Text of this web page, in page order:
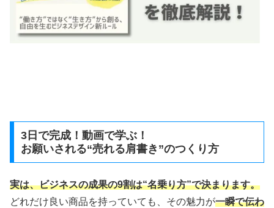
3日で完成！動画で学ぶ！
お願いされる“売れる肩書き”のつくり方
実は、ビジネスの成果の9割は“名乗り方”で決まります。
どれだけ良い商品を持っていても、その魅力が一瞬で伝わ